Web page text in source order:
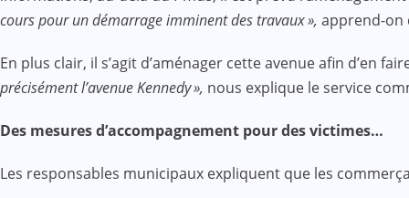
cours pour un démarrage imminent des travaux », apprend-on
En plus clair, il s’agit d’aménager cette avenue afin d’en
précisément l’avenue Kennedy », nous explique le service
Des mesures d’accompagnement pour des victimes…
Les responsables municipaux expliquent que les